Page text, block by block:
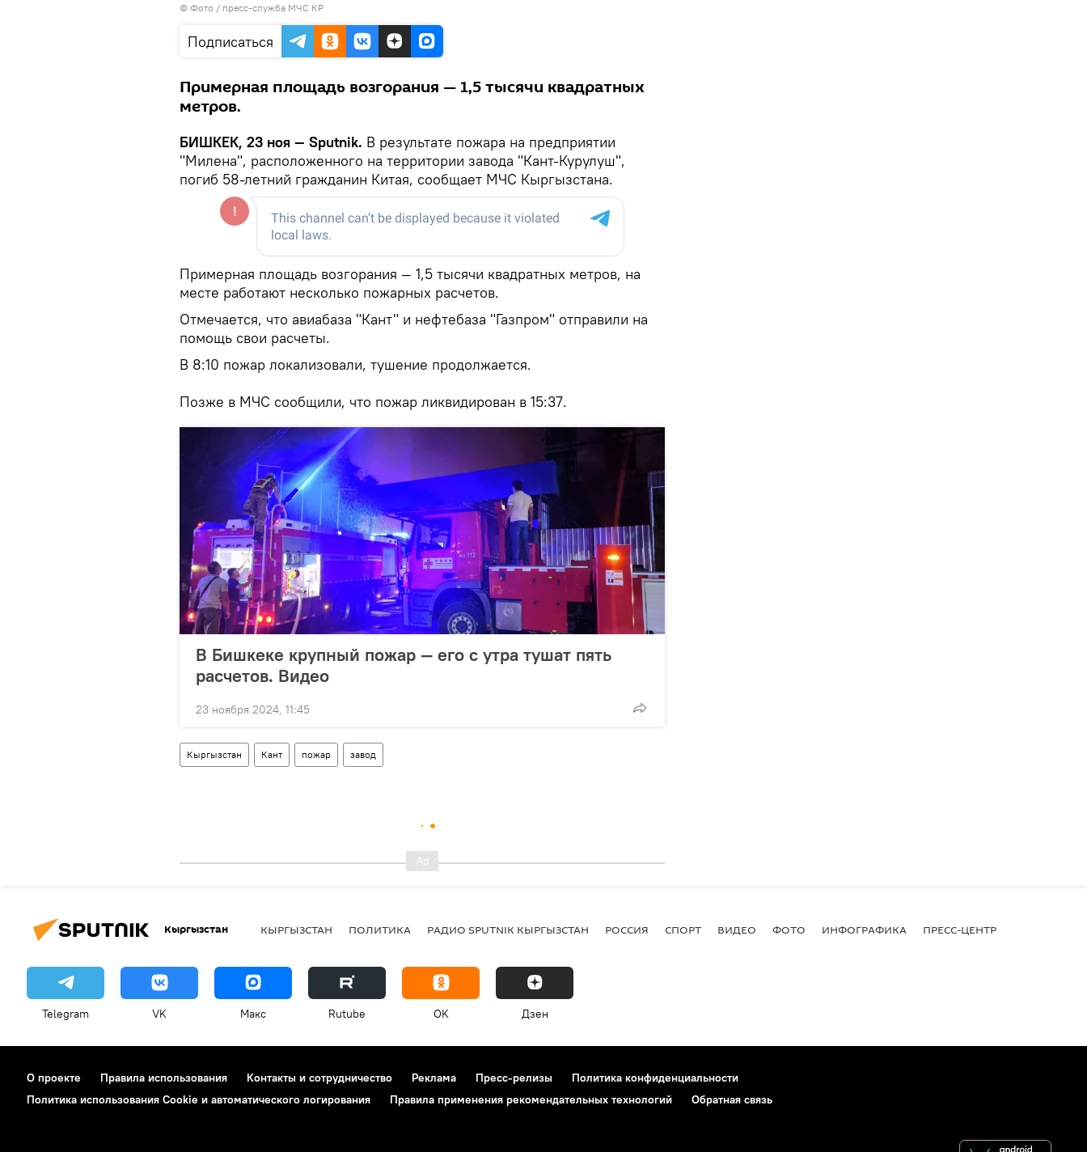
© Фото / пресс-служба МЧС КР
Подписаться
Примерная площадь возгорания — 1,5 тысячи квадратных
метров.
БИШКЕК, 23 ноя — Sputnik. В результате пожара на предприятии
"Милена", расположенного на территории завода "Кант-Курулуш",
погиб 58-летний гражданин Китая, сообщает МЧС Кыргызстана.
Примерная площадь возгорания — 1,5 тысячи квадратных метров, на
месте работают несколько пожарных расчетов.
Отмечается, что авиабаза "Кант" и нефтебаза "Газпром" отправили на
помощь свои расчеты.
В 8:10 пожар локализовали, тушение продолжается.
Позже в МЧС сообщили, что пожар ликвидирован в 15:37.
В Бишкеке крупный пожар — его с утра тушат пять
расчетов. Видео
23 ноября 2024, 11:45
Кыргызстан Кант пожар завод
Кыргызстан КЫРГЫЗСТАН ПОЛИТИКА РАДИО SPUTNIK КЫРГЫЗСТАН РОССИЯ СПОРТ ВИДЕО ФОТО ИНФОГРАФИКА ПРЕСС-ЦЕНТР
Telegram VK Макс Rutube OK Дзен
О проекте Правила использования Контакты и сотрудничество Реклама Пресс-релизы
Политика конфиденциальности
Политика использования Cookie и автоматического логирования
Правила применения рекомендательных технологий Обратная связь